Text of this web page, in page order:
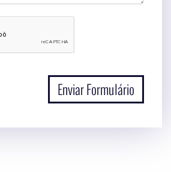
Enviar Formulário